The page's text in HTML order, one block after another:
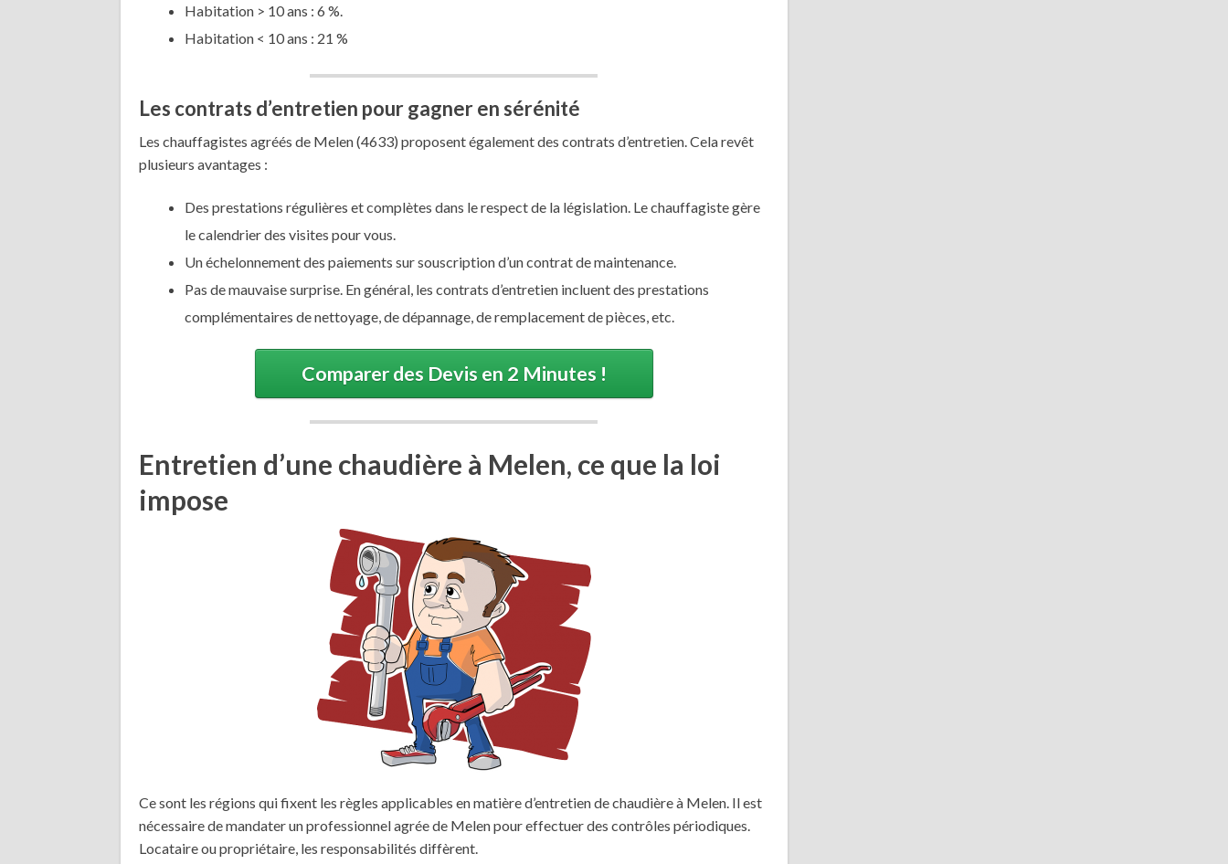
Habitation > 10 ans : 6 %.
Habitation < 10 ans : 21 %
Les contrats d’entretien pour gagner en sérénité
Les chauffagistes agréés de Melen (4633) proposent également des contrats d’entretien. Cela revêt
plusieurs avantages :
Des prestations régulières et complètes dans le respect de la législation. Le chauffagiste gère
le calendrier des visites pour vous.
Un échelonnement des paiements sur souscription d’un contrat de maintenance.
Pas de mauvaise surprise. En général, les contrats d’entretien incluent des prestations
complémentaires de nettoyage, de dépannage, de remplacement de pièces, etc.
Comparer des Devis en 2 Minutes !
Entretien d’une chaudière à Melen, ce que la loi
impose
Ce sont les régions qui fixent les règles applicables en matière d’entretien de chaudière à Melen. Il est
nécessaire de mandater un professionnel agrée de Melen pour effectuer des contrôles périodiques.
Locataire ou propriétaire, les responsabilités diffèrent.